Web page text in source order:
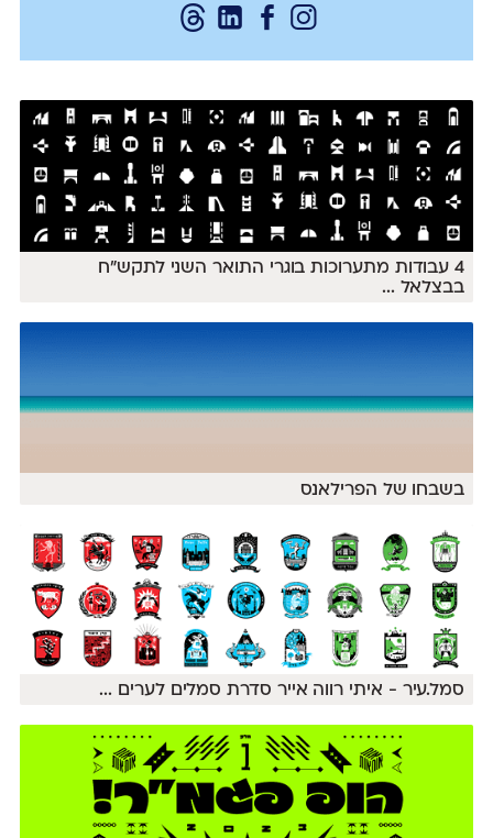
4 עבודות מתערוכות בוגרי התואר השני לתקש״ח
בבצלאל ...
בשבחו של הפרילאנס
סמל.עיר - איתי רווה אייר סדרת סמלים לערים ...